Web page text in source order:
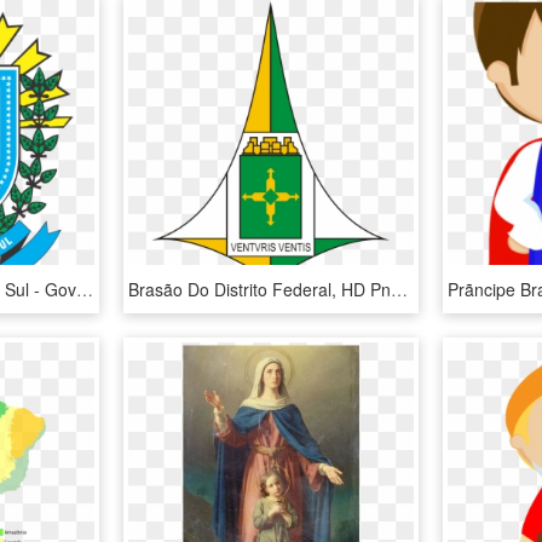
Hino De Mato Grosso Do Sul - Governo Do Estado De Mato Grosso Do Sul, HD Png Download Brasão Do Distrito Federal, HD Png Download